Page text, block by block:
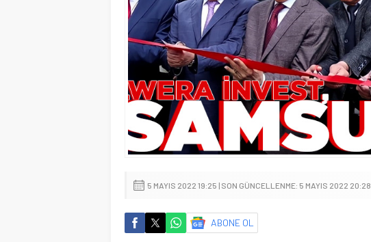
5 MAYIS 2022 19:25 | SON GÜNCELLENME: 5 MAYIS 2022 20:28
ABONE OL